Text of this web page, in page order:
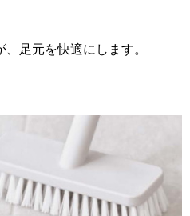
足元を快適にします。